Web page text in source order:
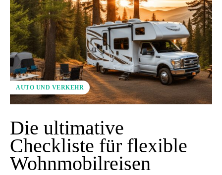
AUTO UND VERKEHR
Die ultimative
Checkliste für flexible
Wohnmobilreisen